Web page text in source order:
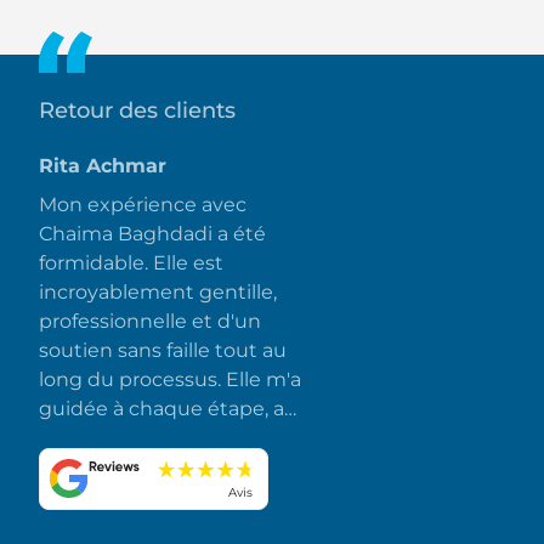
Retour des clients
Rita Achmar
Mon expérience avec
Chaima Baghdadi a été
formidable. Elle est
incroyablement gentille,
professionnelle et d'un
soutien sans faille tout au
long du processus. Elle m'a
guidée à chaque étape, a
toutes mes questions et a
fait en sorte que tout se
Avis